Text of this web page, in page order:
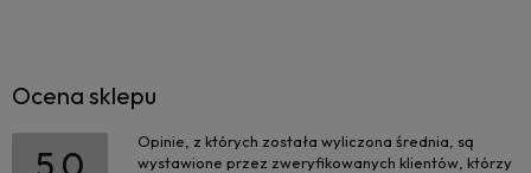
Ocena sklepu
Opinie, z których została wyliczona średnia, są
wystawione przez zweryfikowanych klientów, którzy